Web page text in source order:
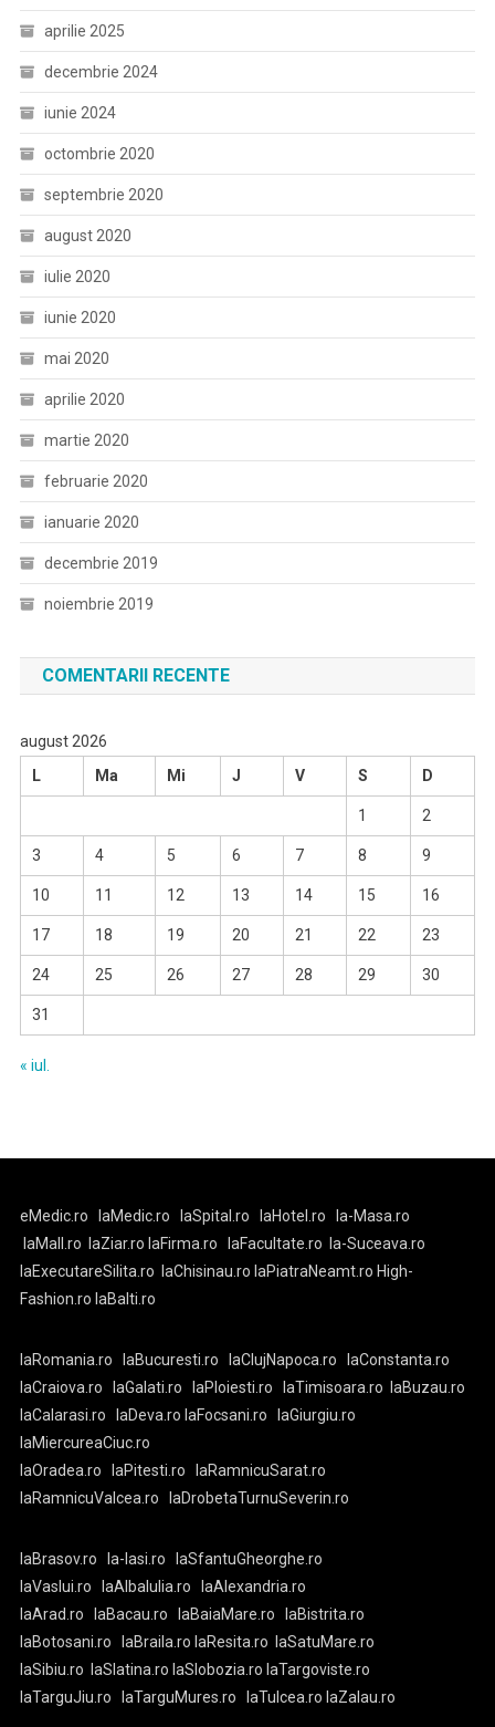
aprilie 2025
decembrie 2024
iunie 2024
octombrie 2020
septembrie 2020
august 2020
iulie 2020
iunie 2020
mai 2020
aprilie 2020
martie 2020
februarie 2020
ianuarie 2020
decembrie 2019
noiembrie 2019
COMENTARII RECENTE
august 2026
L
Ma Mi J V S D
1 2
3 4 5 6 7 8 9
10 11 12 13 14 15 16
17 18 19 20 21 22 23
24 25 26 27 28 29 30
31
« iul.
eMedic.ro laMedic.ro laSpital.ro laHotel.ro
la-Masa.ro
laMall.ro
laZiar.ro laFirma.ro laFacultate.ro
la-Suceava.ro
laExecutareSilita.ro
laChisinau.ro laPiatraNeamt.ro High-
Fashion.ro laBalti.ro
laRomania.ro laBucuresti.ro laClujNapoca.ro
laConstanta.ro
laCraiova.ro
laGalati.ro laPloiesti.ro laTimisoara.ro
laBuzau.ro
laCalarasi.ro
laDeva.ro laFocsani.ro
laGiurgiu.ro
laMiercureaCiuc.ro
laOradea.ro
laPitesti.ro
laRamnicuSarat.ro
laRamnicuValcea.ro
laDrobetaTurnuSeverin.ro
laBrasov.ro la-Iasi.ro
laSfantuGheorghe.ro
laVaslui.ro
laAlbaIulia.ro
laAlexandria.ro
laArad.ro
laBacau.ro laBaiaMare.ro
laBistrita.ro
laBotosani.ro
laBraila.ro laResita.ro
laSatuMare.ro
laSibiu.ro
laSlatina.ro laSlobozia.ro laTargoviste.ro
laTarguJiu.ro
laTarguMures.ro laTulcea.ro laZalau.ro